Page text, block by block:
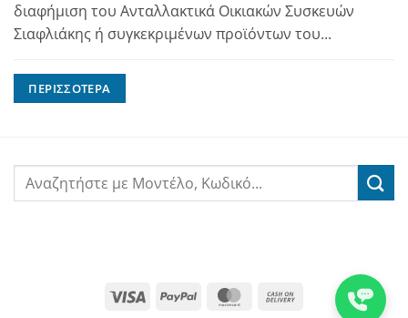
διαφήμιση του Ανταλλακτικά Οικιακών Συσκευών
Σιαφλιάκης ή συγκεκριμένων προϊόντων του...
ΠΕΡΙΣΣΌΤΕΡΑ
Visa PayPal MasterCard